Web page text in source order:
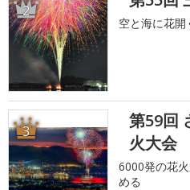
2
空と海に花開
3
第59回
火大会
6000発の花
める